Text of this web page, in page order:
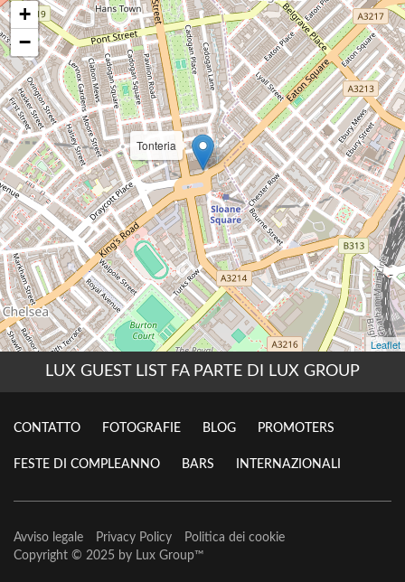
LUX GUEST LIST FA PARTE DI LUX GROUP
CONTATTO FOTOGRAFIE BLOG PROMOTERS
FESTE DI COMPLEANNO BARS INTERNAZIONALI
Avviso legale Privacy Policy
Politica dei cookie
Copyright © 2025 by Lux Group™